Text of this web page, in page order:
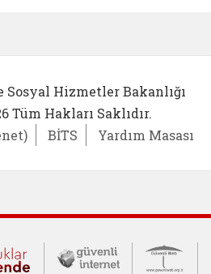
Sosyal Hizmetler Bakanlığı
Tüm Hakları Saklıdır.
BİTS Yardım Masası
İletişim Merkezi
Çocuklar Güvende (yeni
Güvenli